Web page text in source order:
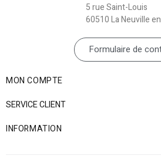
5 rue Saint-Louis
60510 La Neuville
Formulaire de
MON COMPTE
SERVICE CLIENT
INFORMATION